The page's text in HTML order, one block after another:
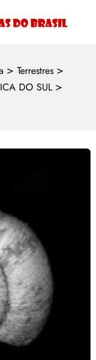
> Terrestres >
DO SUL >